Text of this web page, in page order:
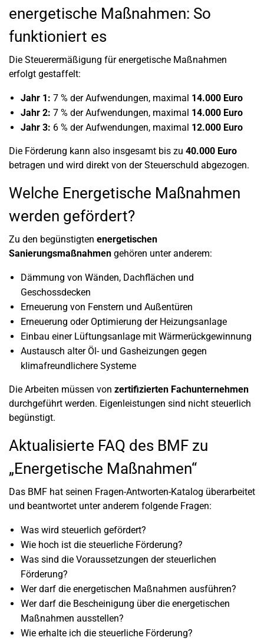
energetische Maßnahmen: So
funktioniert es
Die Steuerermäßigung für energetische Maßnahmen
erfolgt gestaffelt:
Jahr 1: 7 % der Aufwendungen, maximal 14.000 Euro
Jahr 2: 7 % der Aufwendungen, maximal 14.000 Euro
Jahr 3: 6 % der Aufwendungen, maximal 12.000 Euro
Die Förderung kann also insgesamt bis zu 40.000 Euro
betragen und wird direkt von der Steuerschuld abgezogen.
Welche Energetische Maßnahmen
werden gefördert?
Zu den begünstigten energetischen
Sanierungsmaßnahmen gehören unter anderem:
Dämmung von Wänden, Dachflächen und
Geschossdecken
Erneuerung von Fenstern und Außentüren
Erneuerung oder Optimierung der Heizungsanlage
Einbau einer Lüftungsanlage mit Wärmerückgewinnung
Austausch alter Öl- und Gasheizungen gegen
klimafreundlichere Systeme
Die Arbeiten müssen von zertifizierten Fachunternehmen
durchgeführt werden. Eigenleistungen sind nicht steuerlich
begünstigt.
Aktualisierte FAQ des BMF zu
„Energetische Maßnahmen“
Das BMF hat seinen Fragen-Antworten-Katalog überarbeitet
und beantwortet unter anderem folgende Fragen:
Was wird steuerlich gefördert?
Wie hoch ist die steuerliche Förderung?
Was sind die Voraussetzungen der steuerlichen
Förderung?
Wer darf die energetischen Maßnahmen ausführen?
Wer darf die Bescheinigung über die energetischen
Maßnahmen ausstellen?
Wie erhalte ich die steuerliche Förderung?